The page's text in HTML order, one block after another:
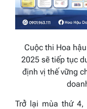
Cuộc thi Hoa
2025 sẽ tiếp tục
định vị thế vững
Trở lại mùa thứ 4,